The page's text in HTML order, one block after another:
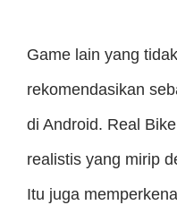
Game lain yang
rekomendasikan
di Android. Real
realistis yang mirip
Itu juga